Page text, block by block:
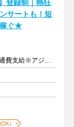
登録制｜熱狂
サートも！短
稼ぐ★
時給1300～1700円以上＋交通費支給※アジア大会手当もあり
）